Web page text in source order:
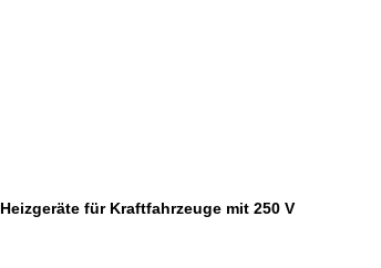
Heizgeräte für Kraftfahrzeuge mit 250 V